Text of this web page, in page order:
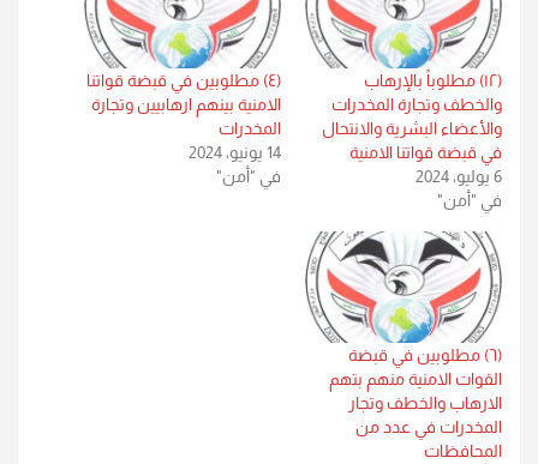
(١٢) مطلوباً بالإرهاب
والخطف وتجارة المخدرات
والأعضاء البشرية والانتحال
في قبضة قواتنا الامنية
6 يوليو، 2024
في "أمن"
(٤) مطلوبين في قبضة قواتنا
الامنية بينهم ارهابيين وتجارة
المخدرات
14 يونيو، 2024
في "أمن"
(٦) مطلوبين في قبضة
القوات الامنية منهم بتهم
الارهاب والخطف وتجار
المخدرات في عدد من
المحافظات